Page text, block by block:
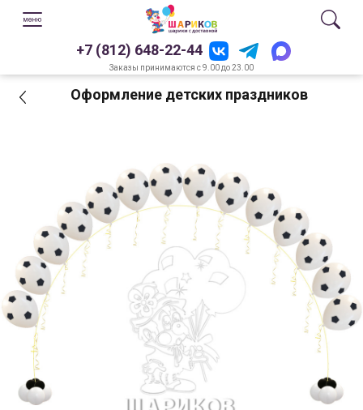
+7 (812) 648-22-44
Заказы принимаются с 9.00 до 23.00
Оформление детских праздников